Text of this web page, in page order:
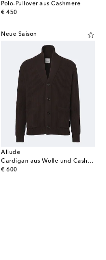
Polo-Pullover aus Cashmere
€ 450
original price
Neue Saison
Allude
Cardigan aus Wolle und Cashmere
€ 600
original price